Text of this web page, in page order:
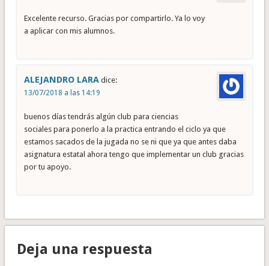
Excelente recurso. Gracias por compartirlo. Ya lo voy
a aplicar con mis alumnos.
ALEJANDRO LARA dice:
13/07/2018 a las 14:19
buenos días tendrás algún club para ciencias
sociales para ponerlo a la practica entrando el ciclo ya que
estamos sacados de la jugada no se ni que ya que antes daba
asignatura estatal ahora tengo que implementar un club gracias
por tu apoyo.
Deja una respuesta